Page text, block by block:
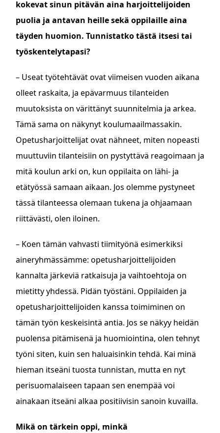
kokevat sinun pitävän aina harjoittelijoiden
puolia ja antavan heille sekä oppilaille aina
täyden huomion. Tunnistatko tästä itsesi tai
työskentelytapasi?
– Useat työtehtävät ovat viimeisen vuoden aikana
olleet raskaita, ja epävarmuus tilanteiden
muutoksista on värittänyt suunnitelmia ja arkea.
Tämä sama on näkynyt koulumaailmassakin.
Opetusharjoittelijat ovat nähneet, miten nopeasti
muuttuviin tilanteisiin on pystyttävä reagoimaan ja
mitä koulun arki on, kun oppilaita on lähi- ja
etätyössä samaan aikaan. Jos olemme pystyneet
tässä tilanteessa olemaan tukena ja ohjaamaan
riittävästi, olen iloinen.
– Koen tämän vahvasti tiimityönä esimerkiksi
aineryhmässämme: opetusharjoittelijoiden
kannalta järkeviä ratkaisuja ja vaihtoehtoja on
mietitty yhdessä. Pidän työstäni. Oppilaiden ja
opetusharjoittelijoiden kanssa toimiminen on
tämän työn keskeisintä antia. Jos se näkyy heidän
puolensa pitämisenä ja huomiointina, olen tehnyt
työni siten, kuin sen haluaisinkin tehdä. Kai minä
hieman itseäni tuosta tunnistan, mutta en nyt
perisuomalaiseen tapaan sen enempää voi
ainakaan itseäni alkaa positiivisin sanoin kuvailla.
Mikä on tärkein oppi, minkä